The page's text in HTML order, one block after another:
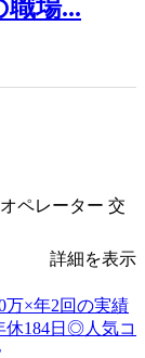
職場...
ペレーター 交
詳細を表示